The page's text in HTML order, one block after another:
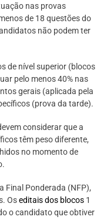
nas provas
de 18 questões do
não podem ter
de nível superior (blocos
pelo menos 40% nas
gerais (aplicada pela
(prova da tarde).
considerar que a
têm peso diferente,
no momento de
Final Ponderada (NFP),
Oseditais dos blocos 1
o candidato que obtiver